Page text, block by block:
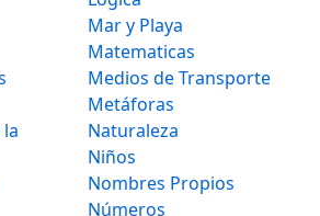
Mar y Playa
Matematicas
Medios de Transporte
Metáforas
Naturaleza
Niños
Nombres Propios
Números